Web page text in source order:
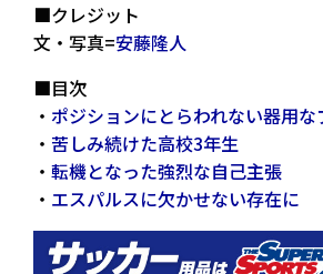
■クレジット
文・写真=安藤隆人
■目次
・ ポジションにとらわれない器用な
・ 苦しみ続けた高校3年生
・ 転機となった強烈な自己主張
・ エスパルスに欠かせない存在に